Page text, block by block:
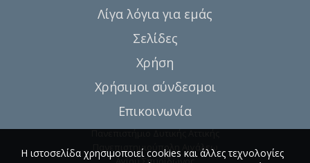
Λίγα λόγια για εμάς
Σελίδες
Χρήση
Χρήσιμοι σύνδεσμοι
Επικοινωνία
Πανεπιστήμιο Δυτικής Αττικής
Πανεπιστημιούπολη Αιγάλεω
Η ιστοσελίδα χρησιμοποιεί cookies και άλλες τεχνολογίες